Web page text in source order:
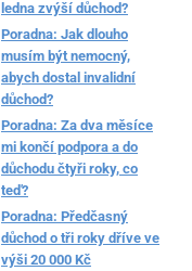
ledna zvýší důchod?
Poradna: Jak dlouho
musím být nemocný,
abych dostal invalidní
důchod?
Poradna: Za dva měsíce
mi končí podpora a do
důchodu čtyři roky, co
teď?
Poradna: Předčasný
důchod o tři roky dříve ve
výši 20 000 Kč